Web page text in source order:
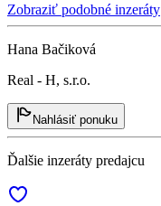
Zobraziť podobné inzeráty
Hana Bačiková
Real - H, s.r.o.
Nahlásiť ponuku
Ďalšie inzeráty predajcu